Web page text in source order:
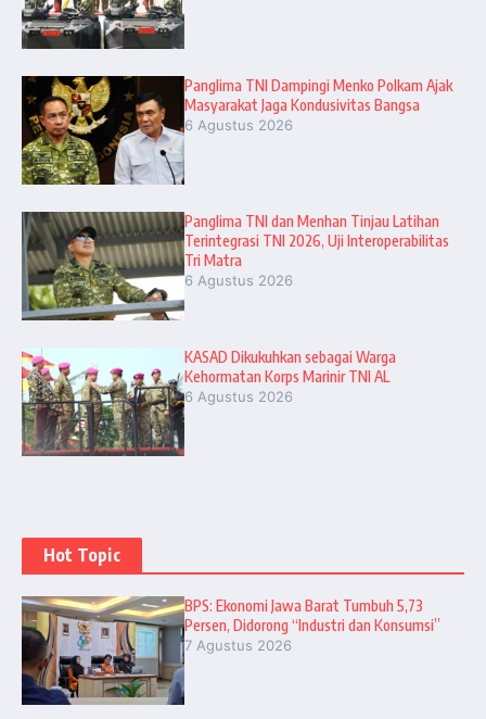
Panglima TNI Dampingi Menko Polkam Ajak
Masyarakat Jaga Kondusivitas Bangsa
6 Agustus 2026
Panglima TNI dan Menhan Tinjau Latihan
Terintegrasi TNI 2026, Uji Interoperabilitas
Tri Matra
6 Agustus 2026
KASAD Dikukuhkan sebagai Warga
Kehormatan Korps Marinir TNI AL
6 Agustus 2026
Hot Topic
BPS: Ekonomi Jawa Barat Tumbuh 5,73
Persen, Didorong “Industri dan Konsumsi”
7 Agustus 2026